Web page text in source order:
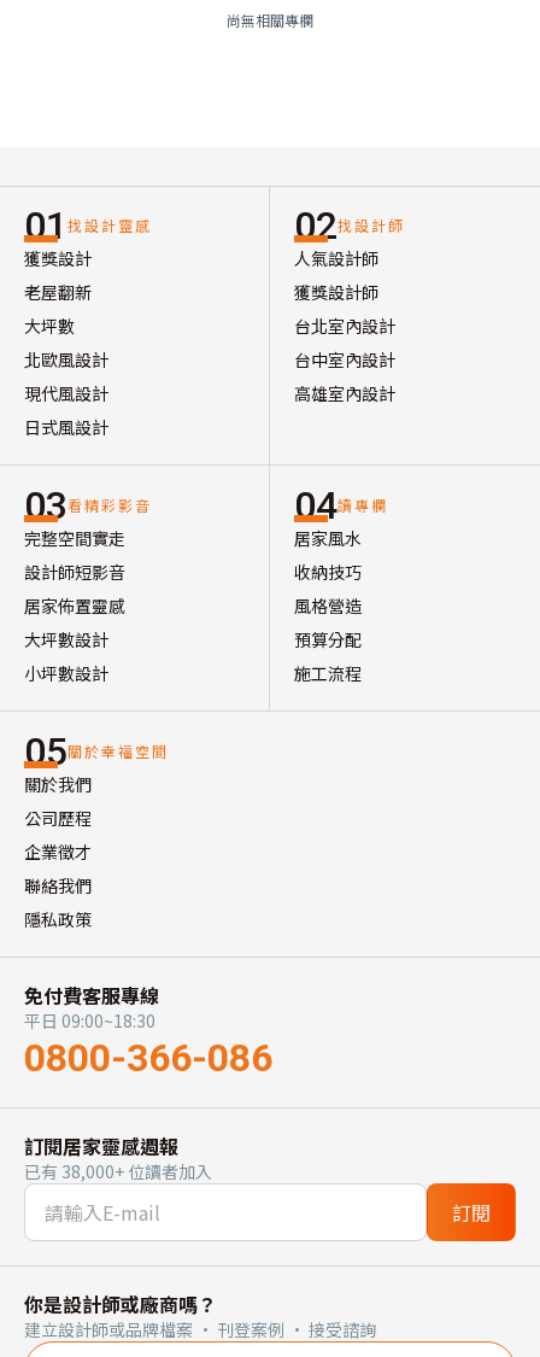
尚無相關專欄
01 找設計靈感
獲獎設計
老屋翻新
大坪數
北歐風設計
現代風設計
日式風設計
02找設計師
人氣設計師
獲獎設計師
台北室內設計
台中室內設計
高雄室內設計
03看精彩影音
完整空間實走
設計師短影音
居家佈置靈感
大坪數設計
小坪數設計
04讀專欄
居家風水
收納技巧
風格營造
預算分配
施工流程
05關於幸福空間
關於我們
公司歷程
企業徵才
聯絡我們
隱私政策
免付費客服專線
平日 09:00~18:30
0800-366-086
訂閱居家靈感週報
已有 38,000+ 位讀者加入
訂閱
你是設計師或廠商嗎？
建立設計師或品牌檔案 · 刊登案例 · 接受諮詢